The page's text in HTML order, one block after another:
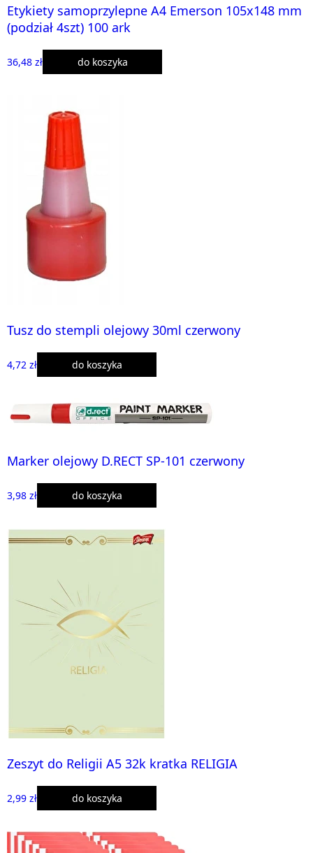
Etykiety samoprzylepne A4 Emerson 105x148 mm
(podział 4szt) 100 ark
36,48 zł do koszyka
Tusz do stempli olejowy 30ml czerwony
4,72 zł do koszyka
Marker olejowy D.RECT SP-101 czerwony
3,98 zł do koszyka
Zeszyt do Religii A5 32k kratka RELIGIA
2,99 zł do koszyka